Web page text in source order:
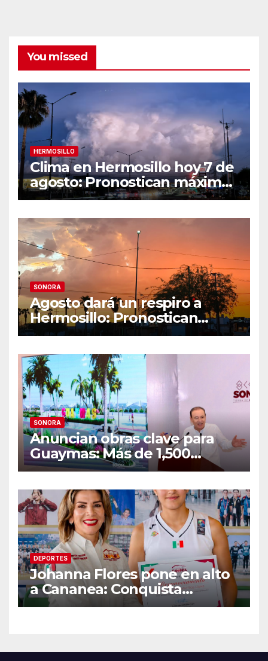
You missed
HERMOSILLO
Clima en Hermosillo hoy 7 de
agosto: Pronostican máxima
de 42°C, sensación térmica
probabilidad de lluvia
SONORA
Agosto dará un respiro a
Hermosillo: Pronostican
semana lluviosa y
SONORA
Anuncian obras clave para
Guaymas: Más de 1,500
viviendas, modernización del
IMSS
DEPORTES
Johanna Flores pone en alto
a Cananea: Conquista
medalla de plata con la
Centroamericanos